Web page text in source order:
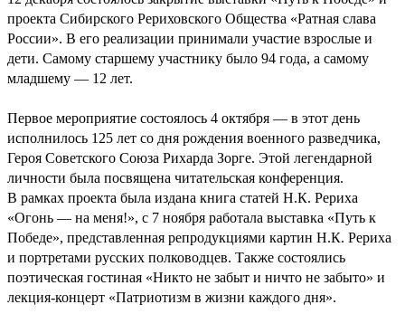
проекта Сибирского Рериховского Общества «Ратная слава
России». В его реализации принимали участие взрослые и
дети. Самому старшему участнику было 94 года, а самому
младшему — 12 лет.
Первое мероприятие состоялось 4 октября — в этот день
исполнилось 125 лет со дня рождения военного разведчика,
Героя Советского Союза Рихарда Зорге. Этой легендарной
личности была посвящена читательская конференция.
В рамках проекта была издана книга статей Н.К. Рериха
«Огонь — на меня!», с 7 ноября работала выставка «Путь к
Победе», представленная репродукциями картин Н.К. Рериха
и портретами русских полководцев. Также состоялись
поэтическая гостиная «Никто не забыт и ничто не забыто» и
лекция-концерт «Патриотизм в жизни каждого дня».